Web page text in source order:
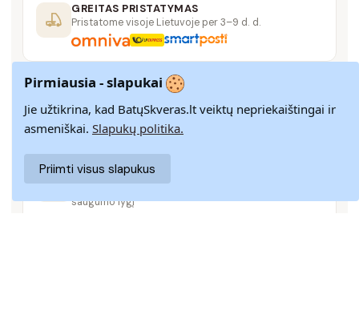
GREITAS PRISTATYMAS
Pristatome visoje Lietuvoje per 3–9 d. d.
14 DIENŲ GRĄŽINIMAS
Paprastas grąžinimas paštomatais su pinigų
grąžinimo garantija
SAUGUS MOKĖJIMAS
SSL šifravimas užtikrina aukščiausią jūsų duomenų
saugumo lygį
Pirmiausia - slapukai
Jie užtikrina, kad BatųSkveras.lt veiktų nepriekaištingai ir
asmeniškai. Slapukų politika.
Priimti visus slapukus